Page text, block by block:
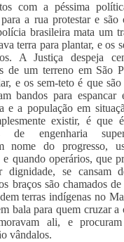
com a péssima
a rua protestar e são
brasileira mata um
terra para plantar, e os
A Justiça despeja
de um terreno em São
e os sem-teto é que são
bandos para espancar
e a população em
existir, é que
de engenharia
nome do progresso,
e quando operários, que
dignidade, se cansam
braços são chamados de
terras indígenas no
bala para quem cruzar a
ali, e
vândalos.